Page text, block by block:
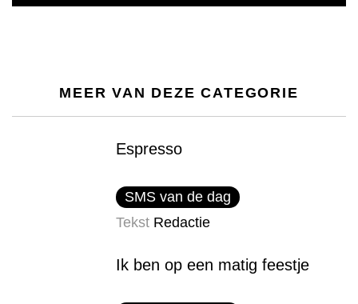
MEER VAN DEZE CATEGORIE
Espresso
SMS van de dag
Tekst Redactie
Ik ben op een matig feestje